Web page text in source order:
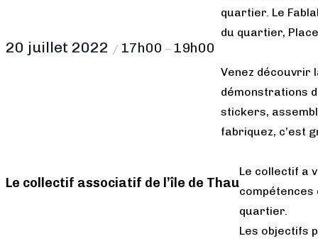
20 juillet 2022 / 17h00 – 19h00
quartier. Le
du quartier,
Venez découvrir
démonstrations
stickers,
fabriquez, c’est
Le collectif associatif de l’île de Thau
Le collectif a
compétences
quartier.
Les objectifs